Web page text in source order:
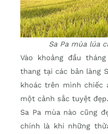
Sa Pa mùa lúa
Vào khoảng đầu
thang tại các bản làng
khoác trên mình chiếc
một cảnh sắc tuyệt đẹp.
Sa Pa mùa nào cũng
chính là khi những